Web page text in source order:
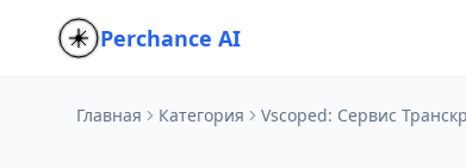
Perchance AI
Главная Категория Vscoped: Сервис